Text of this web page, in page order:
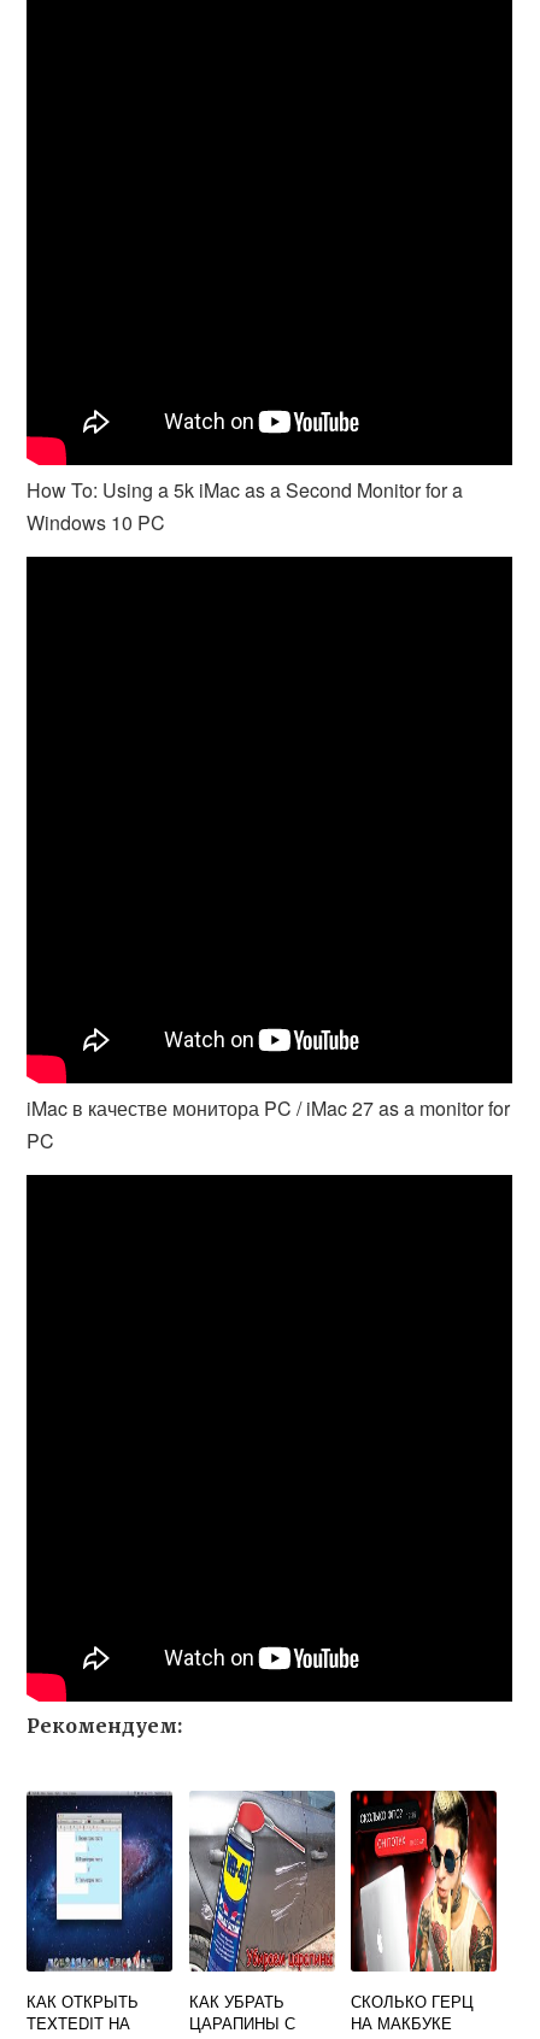
How To: Using a 5k iMac as a Second Monitor for a
Windows 10 PC
iMac в качестве монитора PC / iMac 27 as a monitor for
PC
Рекомендуем:
КАК ОТКРЫТЬ
TEXTEDIT НА
КАК УБРАТЬ
ЦАРАПИНЫ С
СКОЛЬКО ГЕРЦ
НА МАКБУКЕ